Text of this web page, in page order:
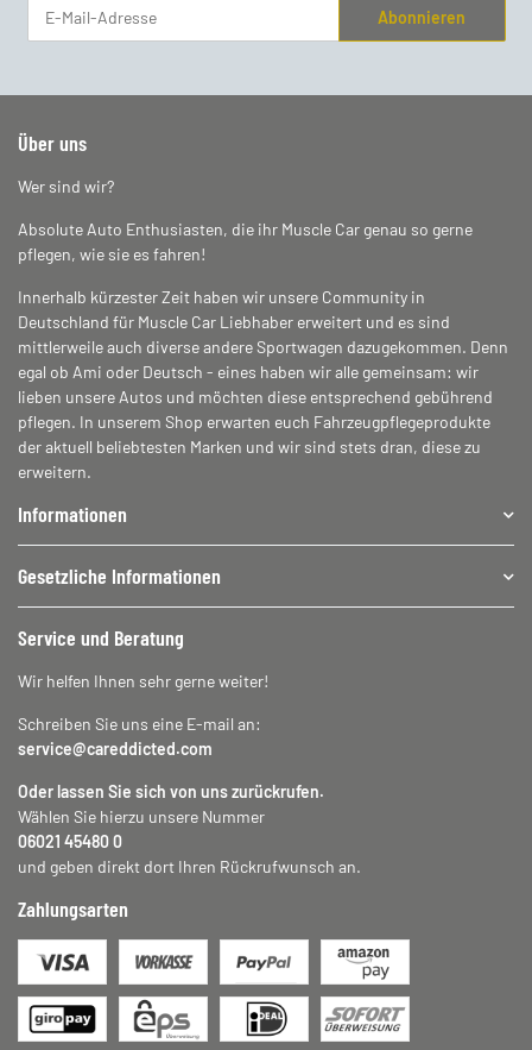
Abonnieren
Über uns
Wer sind wir?
Absolute Auto Enthusiasten, die ihr Muscle Car genau so gerne
pflegen, wie sie es fahren!
Innerhalb kürzester Zeit haben wir unsere Community in
Deutschland für Muscle Car Liebhaber erweitert und es sind
mittlerweile auch diverse andere Sportwagen dazugekommen. Denn
egal ob Ami oder Deutsch - eines haben wir alle gemeinsam: wir
lieben unsere Autos und möchten diese entsprechend gebührend
pflegen. In unserem Shop erwarten euch Fahrzeugpflegeprodukte
der aktuell beliebtesten Marken und wir sind stets dran, diese zu
erweitern.
Informationen
Gesetzliche Informationen
Service und Beratung
Wir helfen Ihnen sehr gerne weiter!
Schreiben Sie uns eine E-mail an:
service@careddicted.com
Oder lassen Sie sich von uns zurückrufen.
Wählen Sie hierzu unsere Nummer
06021 45480 0
und geben direkt dort Ihren Rückrufwunsch an.
Zahlungsarten